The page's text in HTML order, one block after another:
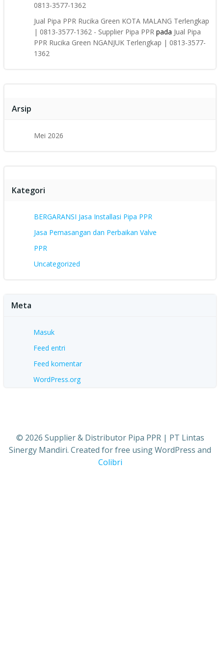
0813-3577-1362
Jual Pipa PPR Rucika Green KOTA MALANG Terlengkap
| 0813-3577-1362 - Supplier Pipa PPR pada Jual Pipa
PPR Rucika Green NGANJUK Terlengkap | 0813-3577-
1362
Arsip
Mei 2026
Kategori
BERGARANSI Jasa Installasi Pipa PPR
Jasa Pemasangan dan Perbaikan Valve
PPR
Uncategorized
Meta
Masuk
Feed entri
Feed komentar
WordPress.org
© 2026 Supplier & Distributor Pipa PPR | PT Lintas
Sinergy Mandiri. Created for free using WordPress and
Colibri